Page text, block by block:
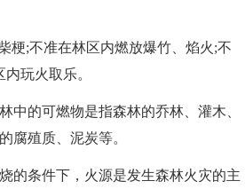
梗;不准在林区内燃放爆竹、焰火;不
玩火取乐。
中的可燃物是指森林的乔林、灌木、
腐殖质、泥炭等。
的条件下，火源是发生森林火灾的主